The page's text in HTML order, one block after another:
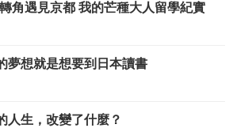
角遇見京都 我的芒種大人留學紀實
夢想就是想要到日本讀書
人生，改變了什麼？